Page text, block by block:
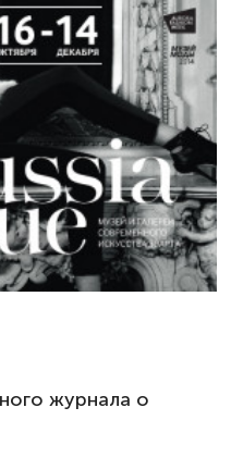
журнала о